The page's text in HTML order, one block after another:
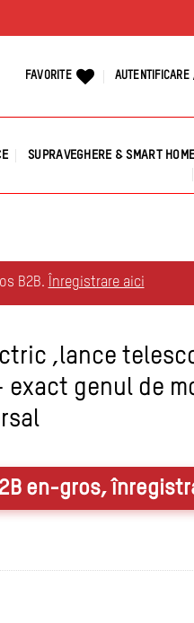
FAVORITE
SUPRAVEGHERE & SMART HOME
B2B. Înregistrare aici
,lance
exact genul de
en-gros,